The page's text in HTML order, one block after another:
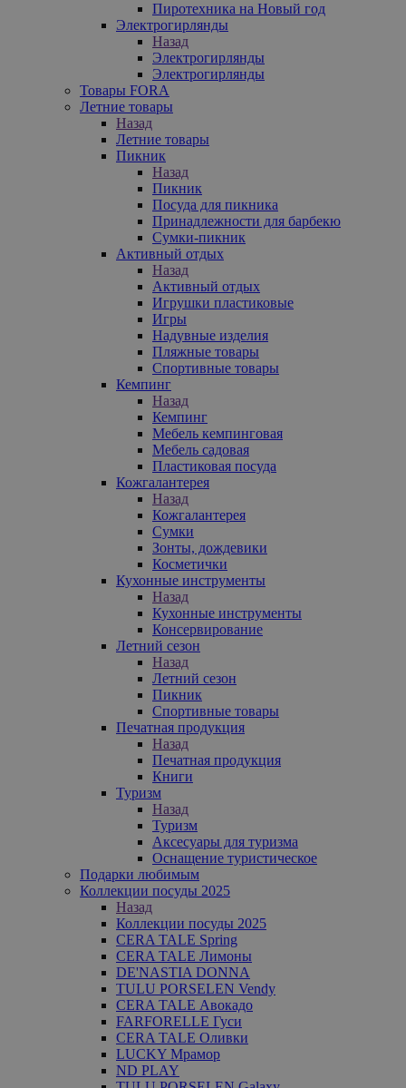
Пиротехника на Новый год
Электрогирлянды
Назад
Электрогирлянды
Электрогирлянды
Товары FORA
Летние товары
Назад
Летние товары
Пикник
Назад
Пикник
Посуда для пикника
Принадлежности для барбекю
Сумки-пикник
Активный отдых
Назад
Активный отдых
Игрушки пластиковые
Игры
Надувные изделия
Пляжные товары
Спортивные товары
Кемпинг
Назад
Кемпинг
Мебель кемпинговая
Мебель садовая
Пластиковая посуда
Кожгалантерея
Назад
Кожгалантерея
Сумки
Зонты, дождевики
Косметички
Кухонные инструменты
Назад
Кухонные инструменты
Консервирование
Летний сезон
Назад
Летний сезон
Пикник
Спортивные товары
Печатная продукция
Назад
Печатная продукция
Книги
Туризм
Назад
Туризм
Аксесуары для туризма
Оснащение туристическое
Подарки любимым
Коллекции посуды 2025
Назад
Коллекции посуды 2025
CERA TALE Spring
CERA TALE Лимоны
DE'NASTIA DONNA
TULU PORSELEN Vendy
CERA TALE Авокадо
FARFORELLE Гуси
CERA TALE Оливки
LUCKY Мрамор
ND PLAY